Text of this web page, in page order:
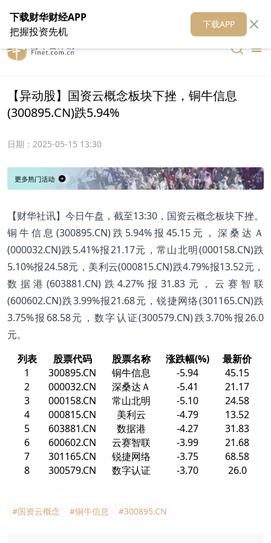
在线客服 关于我们 财华媒体矩阵 财华智库
【异动股】国资云概念板块下挫，铜牛信息
(300895.CN)跌5.94%
日期： 2025-05-15 13:30
【财华社讯】今日午盘，截至13:30，国资云概念板块下挫。
铜牛信息(300895.CN)跌5.94%报45.15元，深桑达Ａ
(000032.CN)跌5.41%报21.17元，常山北明(000158.CN)跌
5.10%报24.58元，美利云(000815.CN)跌4.79%报13.52元，
数据港(603881.CN)跌4.27%报31.83元，云赛智联
(600602.CN)跌3.99%报21.68元，锐捷网络(301165.CN)跌
3.75%报68.58元，数字认证(300579.CN)跌3.70%报26.0
元。
列表
股票代码 股票名称 涨跌幅(%)
最新价
1
300895.CN 铜牛信息 -5.94
45.15
2
000032.CN 深桑达Ａ -5.41
21.17
3
000158.CN 常山北明 -5.10
24.58
4
000815.CN 美利云 -4.79
13.52
5
603881.CN 数据港 -4.27
31.83
6
600602.CN 云赛智联 -3.99
21.68
7
301165.CN 锐捷网络 -3.75
68.58
8
300579.CN 数字认证 -3.70 26.0
#国资云概念 #铜牛信息 #300895.CN
下载财华财经APP
把握投资先机
下载APP